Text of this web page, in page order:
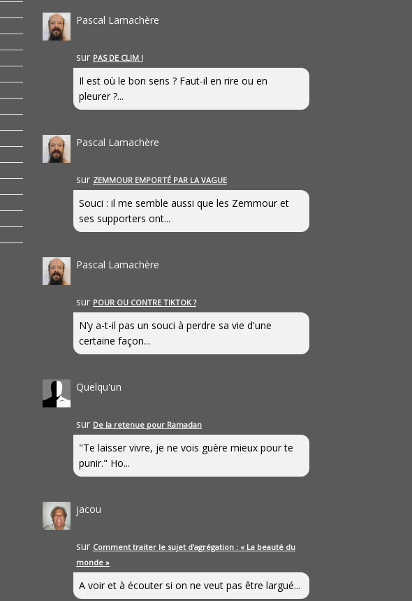
Pascal Lamachère
sur PAS DE CLIM !
Il est où le bon sens ? Faut-il en rire ou en
pleurer ?...
Pascal Lamachère
sur ZEMMOUR EMPORTÉ PAR LA VAGUE
Souci : il me semble aussi que les Zemmour et
ses supporters ont...
Pascal Lamachère
sur POUR OU CONTRE TIKTOK ?
N’y a-t-il pas un souci à perdre sa vie d'une
certaine façon...
Quelqu'un
sur De la retenue pour Ramadan
"Te laisser vivre, je ne vois guère mieux pour te
punir." Ho...
jacou
sur Comment traiter le sujet d’agrégation : « La beauté du
monde »
A voir et à écouter si on ne veut pas être largué...